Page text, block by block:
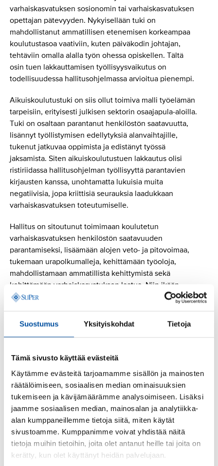
Suostumus Yksityiskohdat Tietoja
Tämä sivusto käyttää evästeitä
Käytämme evästeitä tarjoamamme sisällön ja mainosten
räätälöimiseen, sosiaalisen median ominaisuuksien
tukemiseen ja kävijämäärämme analysoimiseen. Lisäksi
jaamme sosiaalisen median, mainosalan ja analytiikka-
alan kumppaneillemme tietoja siitä, miten käytät
sivustoamme. Kumppanimme voivat yhdistää näitä
tietoja muihin tietoihin, joita olet antanut heille tai joita on
kerätty, kun olet käyttänyt heidän palvelujaan.
varhaiskasvatuksen sosionomin tai varhaiskasvatuksen
opettajan pätevyyden. Nykyisellään tuki on
mahdollistanut ammatillisen etenemisen korkeampaa
koulutustasoa vaativiin, kuten päiväkodin johtajan,
tehtäviin omalla alalla työn ohessa opiskellen. Tältä
osin tuen lakkauttamisen työllisyysvaikutus on
todellisuudessa hallitusohjelmassa arvioitua pienempi.
Aikuiskoulutustuki on siis ollut toimiva malli työelämän
tarpeisiin, erityisesti julkisen sektorin osaajapula-aloilla.
Tuki on osaltaan parantanut henkilöstön saatavuutta,
lisännyt työllistymisen edellytyksiä alanvaihtajille,
tukenut jatkuvaa oppimista ja edistänyt työssä
jaksamista. Siten aikuiskoulutustuen lakkautus olisi
ristiriidassa hallitusohjelman työllisyyttä parantavien
kirjausten kanssa, unohtamatta lukuisia muita
negatiivisia, jopa kriittisiä seurauksia laadukkaan
varhaiskasvatuksen toteutumiselle.
Hallitus on sitoutunut toimimaan koulutetun
varhaiskasvatuksen henkilöstön saatavuuden
parantamiseksi, lisäämään alojen veto- ja pitovoimaa,
tukemaan urapolkumalleja, kehittämään työoloja,
mahdollistamaan ammatillista kehittymistä sekä
kehittämään varhaiskasvatuksen laatua. Niin ikään
hallitus on lupautunut turvaamaan alalla jo
työskenteleville erilaisia mahdollisuuksia pätevöityä
varhaiskasvatuslain mukaisiin tehtäviin muunto- ja
toimivaa mallia!
Katarina Murto, puheenjohtaja
Opetusalan Ammattijärjestö OAJ
Anitta Pakanen, puheenjohtaja
Varhaiskasvatuksen Opettajien Liitto Vol
Minna Leppäkorpi, puheenjohtaja
Suomen lastenhoitoalan ammattilaiset ry